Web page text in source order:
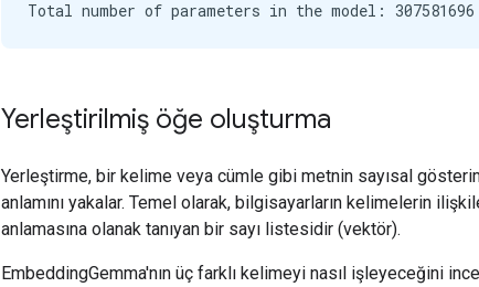
Yerleştirilmiş öğe oluşturma
Yerleştirme, bir kelime veya cümle gibi metnin sayısal
anlamını yakalar. Temel olarak, bilgisayarların kelimelerin
anlamasına olanak tanıyan bir sayı listesidir (vektör).
EmbeddingGemma'nın üç farklı kelimeyi nasıl işleyeceğini